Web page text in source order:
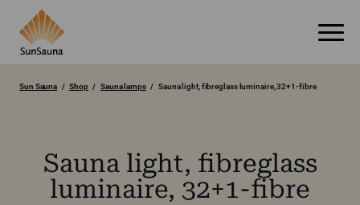
Sauna light, fibreglass
luminaire, 32+1-fibre
Sun Sauna Shop Sauna lamps Sauna light, fibreglass luminaire, 32+1-fibre